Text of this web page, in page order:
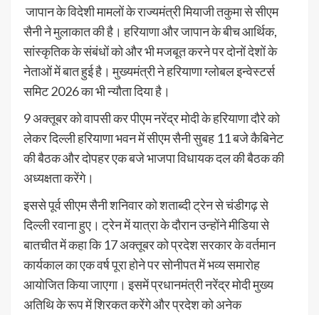
जापान के विदेशी मामलों के राज्यमंत्री मियाजी तकुमा से सीएम
सैनी ने मुलाकात की है। हरियाणा और जापान के बीच आर्थिक,
सांस्कृतिक के संबंधों को और भी मजबूत करने पर दोनों देशों के
नेताओं में बात हुई है। मुख्यमंत्री ने हरियाणा ग्लोबल इन्वेस्टर्स
समिट 2026 का भी न्यौता दिया है।
9 अक्तूबर को वापसी कर पीएम नरेंद्र मोदी के हरियाणा दौरे को
लेकर दिल्ली हरियाणा भवन में सीएम सैनी सुबह 11 बजे कैबिनेट
की बैठक और दोपहर एक बजे भाजपा विधायक दल की बैठक की
अध्यक्षता करेंगे।
इससे पूर्व सीएम सैनी शनिवार को शताब्दी ट्रेन से चंडीगढ़ से
दिल्ली रवाना हुए। ट्रेन में यात्रा के दौरान उन्होंने मीडिया से
बातचीत में कहा कि 17 अक्तूबर को प्रदेश सरकार के वर्तमान
कार्यकाल का एक वर्ष पूरा होने पर सोनीपत में भव्य समारोह
आयोजित किया जाएगा। इसमें प्रधानमंत्री नरेंद्र मोदी मुख्य
अतिथि के रूप में शिरकत करेंगे और प्रदेश को अनेक